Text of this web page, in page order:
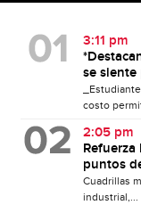
3:11 pm
se
costo
2:05 pm
puntos
Cuadrillas
industrial,...